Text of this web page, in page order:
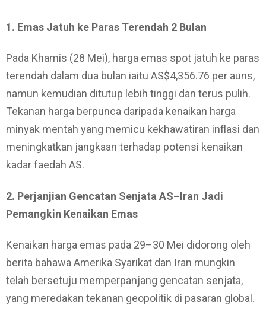
1. Emas Jatuh ke Paras Terendah 2 Bulan
Pada Khamis (28 Mei), harga emas spot jatuh ke paras
terendah dalam dua bulan iaitu AS$4,356.76 per auns,
namun kemudian ditutup lebih tinggi dan terus pulih.
Tekanan harga berpunca daripada kenaikan harga
minyak mentah yang memicu kekhawatiran inflasi dan
meningkatkan jangkaan terhadap potensi kenaikan
kadar faedah AS.
2. Perjanjian Gencatan Senjata AS–Iran Jadi
Pemangkin Kenaikan Emas
Kenaikan harga emas pada 29–30 Mei didorong oleh
berita bahawa Amerika Syarikat dan Iran mungkin
telah bersetuju memperpanjang gencatan senjata,
yang meredakan tekanan geopolitik di pasaran global.